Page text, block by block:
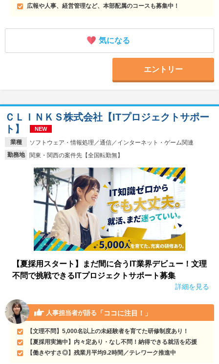
広報や人事、経営管理など、本部配属のコースも募集中！
気になる
エントリー
業種
ソフトウェア・情報処理／通信／インターネット・ゲーム関連
勤務地
関東・関西の案件先【全国転勤無】
ＣＬＩＮＫＳ株式会社【ITプロジェクトサポー
ト】
NEW
【夏採用スタート】まだ間に合うIT業界デビュー！文理
不問で挑戦できるITプロジェクトサポート募集
詳細を見る
人事担当者が語る 「ココに注目！」
【文理不問】5,000名以上の未経験者を育てた研修制度あり！
【夏採用実施中】内々定あり・なし不問！納得できる就活を応援
【働きやすさ◎】残業月平均9.2時間／テレワーク推進中